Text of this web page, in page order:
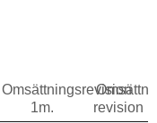
Omsättningsrevision
1m.
revision